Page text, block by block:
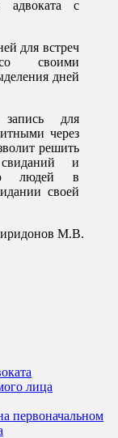
адвоката с
для встреч
своими
дней
запись для
через
решить
и
людей в
своей
М.В.
лица
первоначальном